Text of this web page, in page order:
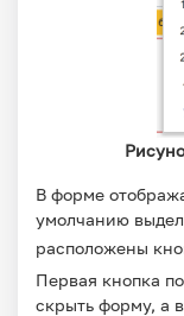
В форме
умолчанию
расположены
Первая кнопка
скрыть форму, а